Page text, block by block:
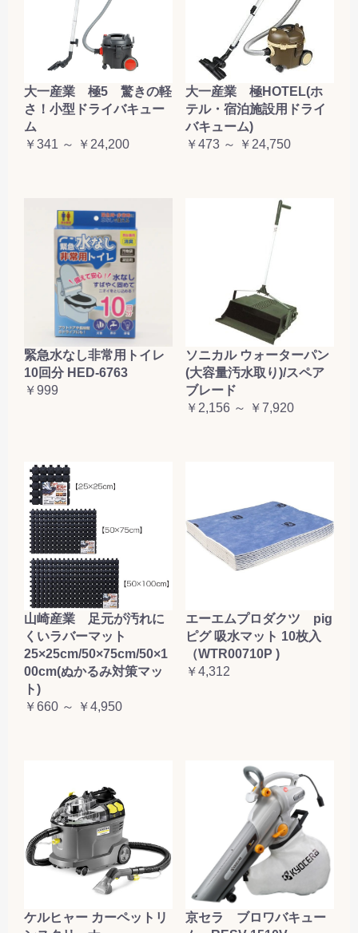
大一産業 極5 驚きの軽
さ！小型ドライバキュー
ム
￥341 ～ ￥24,200
大一産業 極HOTEL(ホ
テル・宿泊施設用ドライ
バキューム)
￥473 ～ ￥24,750
緊急水なし非常用トイレ
10回分 HED-6763
￥999
ソニカル ウォーターパン
(大容量汚水取り)/スペア
ブレード
￥2,156 ～ ￥7,920
山崎産業 足元が汚れに
くいラバーマット
25×25cm/50×75cm/50×1
00cm(ぬかるみ対策マッ
ト)
￥660 ～ ￥4,950
エーエムプロダクツ pig
ピグ 吸水マット 10枚入
（WTR00710P )
￥4,312
ケルヒャー カーペットリ
京セラ ブロワバキュー